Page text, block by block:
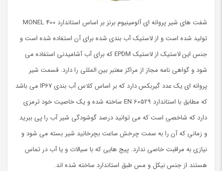
شفت های شیر پروانه ای آلومینیوم برنز بر اساس استاندارد MONEL 400
تولید شده است و از لاستیک آب بندی شده برای آن استفاده شده است و
جنس این لاستیک از لاستیک EPDM که برای آب آشامیدنی استفاده می
شود و گواهی نامه مجاز از مراکز معتبر بین المللی را دارد. قسمت شیر
پروانه ای یک عدد گیربکس دارد که بر اساس کلاس آب بندی IP67 می باشد
که مطابق با استاندارد EN 60529 ساخته شده و یک خاصیت خود ترمزی
دارد که شاخصی است که می توانید درصد گوشودگی شیر آب را پی ببرید
و زمانی که آن را به سمت چرخش ساعت بچرخانید شیر بسته می شود و
نیازی به مراقبت خاصی ندارد. پیج هایی که با سیالات و یا آب در تماس
هستند از جنس نیکل و مس طبق استاندارد ساخته شده اند.